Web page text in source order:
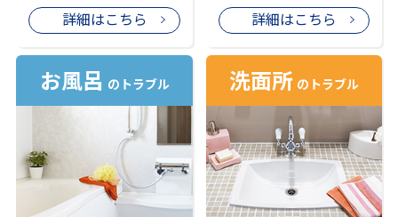
詳細はこちら 詳細はこちら
お風呂 のトラブル 洗面所 のトラブル